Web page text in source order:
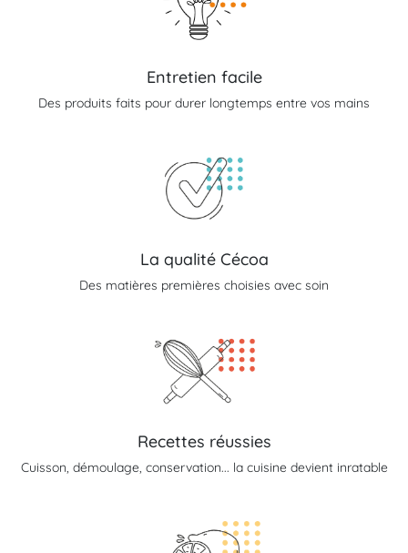
Entretien facile
Des produits faits pour durer longtemps entre vos mains
La qualité Cécoa
Des matières premières choisies avec soin
Recettes réussies
Cuisson, démoulage, conservation... la cuisine devient inratable